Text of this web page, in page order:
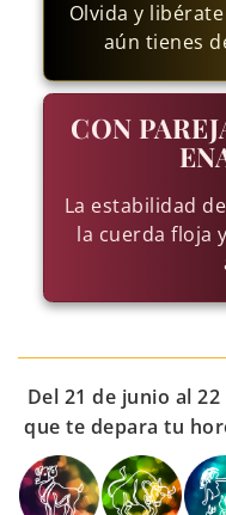
Olvida y
aún tienes
CON
La estabilidad
la cuerda floja
Del 21 de junio al
que te depara tu